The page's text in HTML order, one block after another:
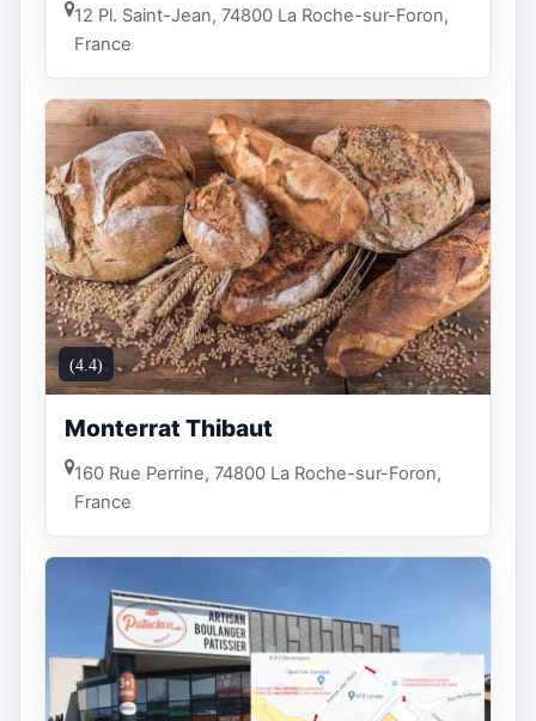
12 Pl. Saint-Jean, 74800 La Roche-sur-Foron,
France
(4.4)
Monterrat Thibaut
160 Rue Perrine, 74800 La Roche-sur-Foron,
France